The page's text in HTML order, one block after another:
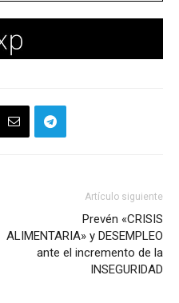
Artículo siguiente
Prevén «CRISIS
ALIMENTARIA» y DESEMPLEO
ante el incremento de la
INSEGURIDAD